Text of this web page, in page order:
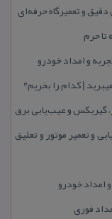
و تعمیرگاه حرفه‌ای
| كدام را بخریم؟
و تعمیر موتور و تعلیق
فوری